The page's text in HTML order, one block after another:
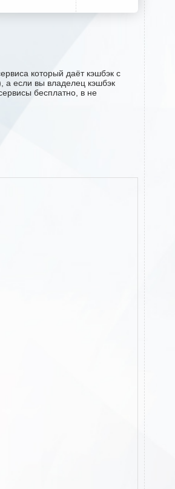
который даёт кэшбэк с
а если вы владелец кэшбэк
бесплатно, в не